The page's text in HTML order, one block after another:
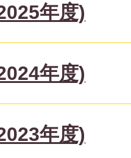
年度)
年度)
年度)